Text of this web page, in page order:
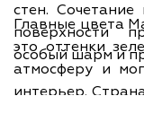
стен.
поверхности
особый шарм и
Главные цвета
это оттенки
атмосферу и
интерьер.